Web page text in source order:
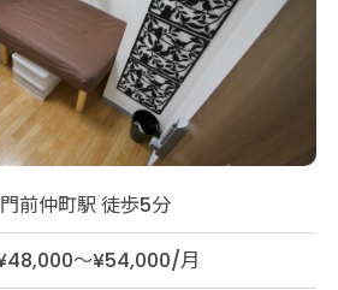
前仲町駅 徒歩5分
～¥54,000/月